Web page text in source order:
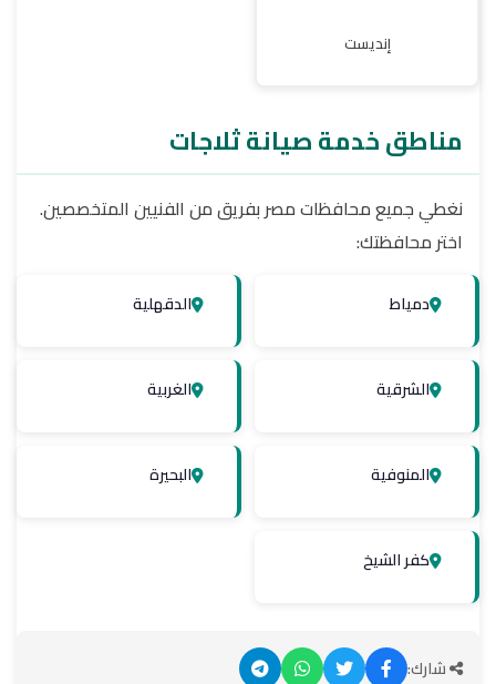
إنديست
مناطق خدمة صيانة ثلاجات
نغطي جميع محافظات مصر بفريق من الفنيين المتخصصين.
اختر محافظتك:
دمياط الدقهلية
الشرقية الغربية
المنوفية البحيرة
كفر الشيخ
شارك: